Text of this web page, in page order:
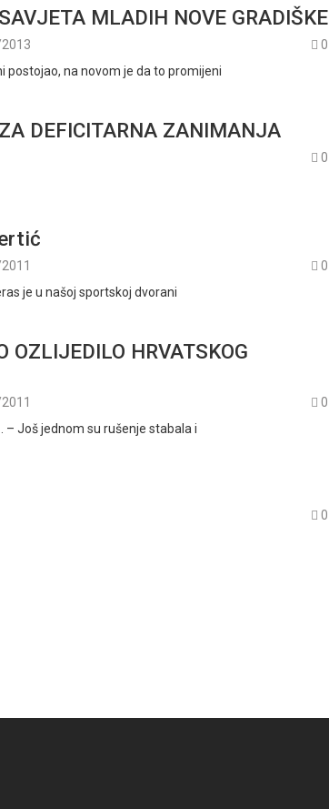
MLADIH NOVE GRADIŠKE
0
postojao, na novom je da to promijeni
DEFICITARNA ZANIMANJA
0
0
je u našoj sportskoj dvorani
OZLIJEDILO HRVATSKOG
0
– Još jednom su rušenje stabala i
0